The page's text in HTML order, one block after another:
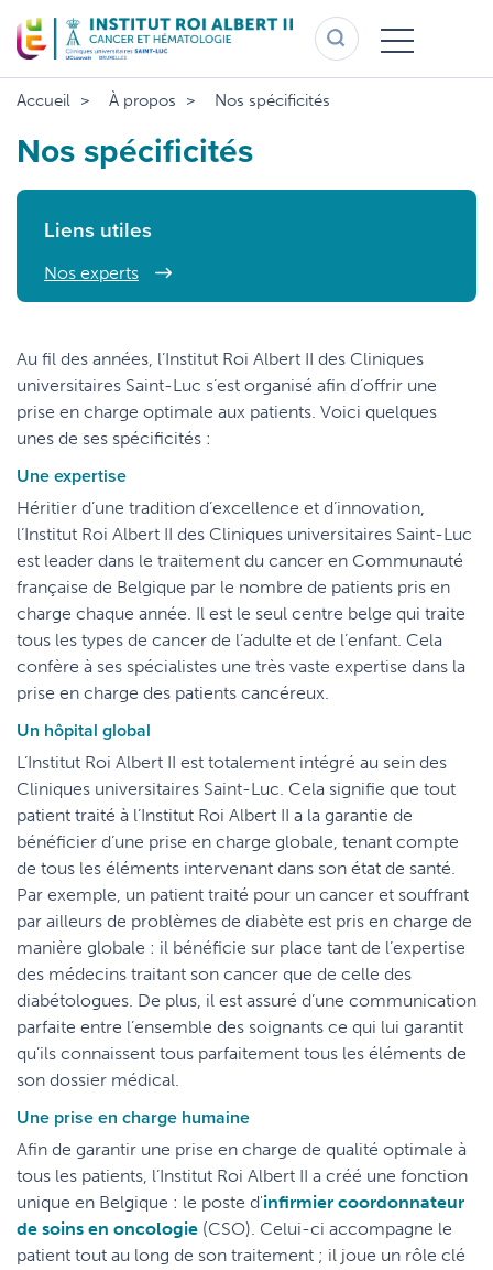
au
contenu
principal
Accueil À propos Nos spécificités
Nos spécificités
Liens utiles
Nos experts
Au fil des années, l’Institut Roi Albert II des Cliniques
universitaires Saint-Luc s’est organisé afin d’offrir une
prise en charge optimale aux patients. Voici quelques
unes de ses spécificités :
Une expertise
Héritier d’une tradition d’excellence et d’innovation,
l’Institut Roi Albert II des Cliniques universitaires Saint-Luc
est leader dans le traitement du cancer en Communauté
française de Belgique par le nombre de patients pris en
charge chaque année. Il est le seul centre belge qui traite
tous les types de cancer de l’adulte et de l’enfant. Cela
confère à ses spécialistes une très vaste expertise dans la
prise en charge des patients cancéreux.
Un hôpital global
L’Institut Roi Albert II est totalement intégré au sein des
Cliniques universitaires Saint-Luc. Cela signifie que tout
patient traité à l’Institut Roi Albert II a la garantie de
bénéficier d’une prise en charge globale, tenant compte
de tous les éléments intervenant dans son état de santé.
Par exemple, un patient traité pour un cancer et souffrant
par ailleurs de problèmes de diabète est pris en charge de
manière globale : il bénéficie sur place tant de l’expertise
des médecins traitant son cancer que de celle des
diabétologues. De plus, il est assuré d’une communication
parfaite entre l’ensemble des soignants ce qui lui garantit
qu’ils connaissent tous parfaitement tous les éléments de
son dossier médical.
Une prise en charge humaine
Afin de garantir une prise en charge de qualité optimale à
tous les patients, l’Institut Roi Albert II a créé une fonction
unique en Belgique : le poste d'infirmier coordonnateur
de soins en oncologie (CSO). Celui-ci accompagne le
patient tout au long de son traitement ; il joue un rôle clé